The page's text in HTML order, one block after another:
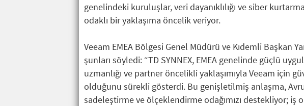
genelindeki kuruluşlar, veri dayanıklılığı ve siber
odaklı bir yaklaşıma öncelik veriyor.
Veeam EMEA Bölgesi Genel Müdürü ve Kıdemli Başkan
şunları söyledi: “TD SYNNEX, EMEA genelinde güçlü
uzmanlığı ve partner öncelikli yaklaşımıyla Veeam için
olduğunu sürekli gösterdi. Bu genişletilmiş anlaşma,
sadeleştirme ve ölçeklendirme odağımızı destekliyor; iş